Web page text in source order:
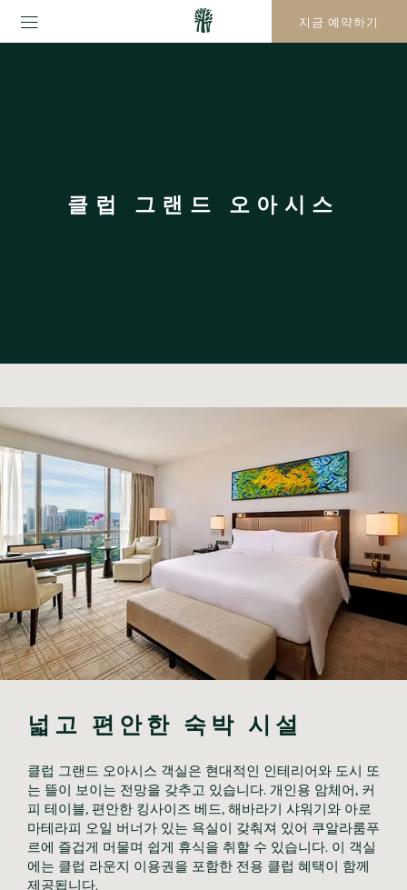
지금 예약하기
클럽 그랜드 오아시스
넓고 편안한 숙박 시설
클럽 그랜드 오아시스 객실은 현대적인 인테리어와 도시 또
는 뜰이 보이는 전망을 갖추고 있습니다. 개인용 암체어, 커
피 테이블, 편안한 킹사이즈 베드, 해바라기 샤워기와 아로
마테라피 오일 버너가 있는 욕실이 갖춰져 있어 쿠알라룸푸
르에 즐겁게 머물며 쉽게 휴식을 취할 수 있습니다. 이 객실
에는 클럽 라운지 이용권을 포함한 전용 클럽 혜택이 함께
제공됩니다.